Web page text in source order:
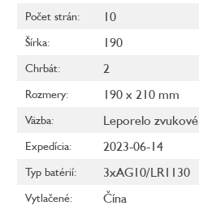
Počet strán: 10
Šírka: 190
Chrbát: 2
Rozmery: 190 x 210 mm
Väzba: Leporelo zvukové
Expedícia: 2023-06-14
Typ batérií: 3xAG10/LR1130
Vytlačené: Čína